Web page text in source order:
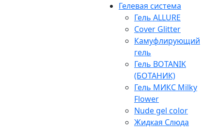
Гелевая система
Гель ALLURE
Cover Glitter
Камуфлирующий
гель
Гель BOTANIK
(БОТАНИК)
Гель МИКС Milky
Flower
Nude gel color
Жидкая Слюда